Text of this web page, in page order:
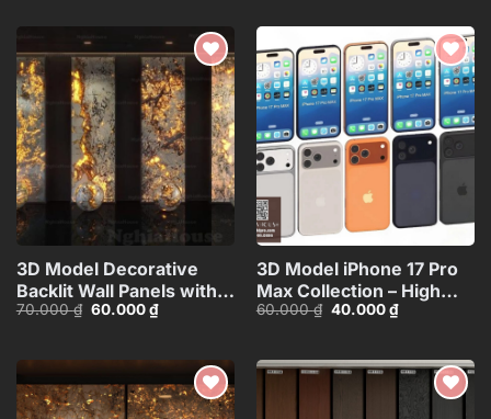
30.000 ₫.
30.000 ₫.
Add to
wishlist
3D Model Decorative
Backlit Wall Panels with
Marble and Lighting
70.000₫ Giá
60.000₫Giá
hiện
60.000 ₫.
Add to
wishlist
3D Model iPhone 17 Pro
Max Collection – High
Quality Smartphone
60.000₫ Giá
40.000₫Giá
hiện
40.000 ₫.
Add to